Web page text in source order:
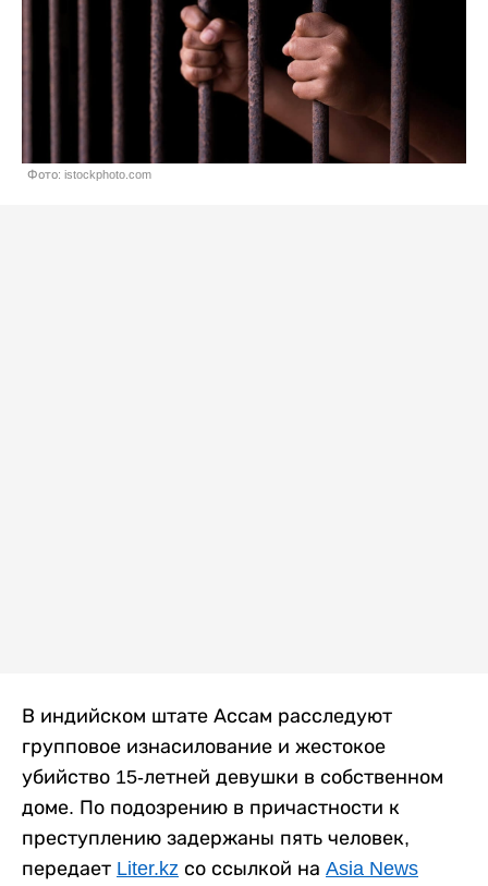
Фото: istockphoto.com
В индийском штате Ассам расследуют
групповое изнасилование и жестокое
убийство 15-летней девушки в собственном
доме. По подозрению в причастности к
преступлению задержаны пять человек,
передает Liter.kz со ссылкой на Asia News